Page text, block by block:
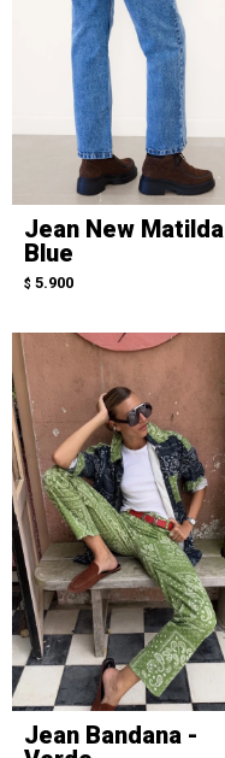
Jean New Matilda
Blue
$ 5.900
Jean Bandana -